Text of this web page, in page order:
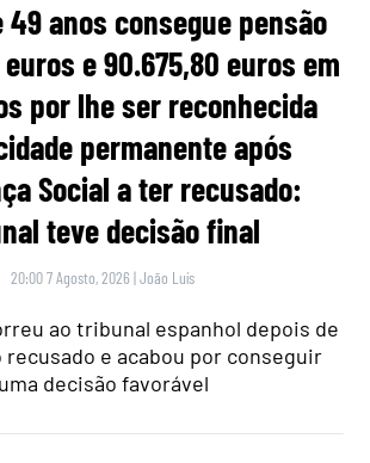
49 anos consegue pensão
euros e 90.675,80 euros em
por lhe ser reconhecida
permanente após
Social a ter recusado:
teve decisão final
20:00 7 Agosto, 2026 |João Luís
ao tribunal espanhol depois de
e acabou por conseguir
uma decisão favorável